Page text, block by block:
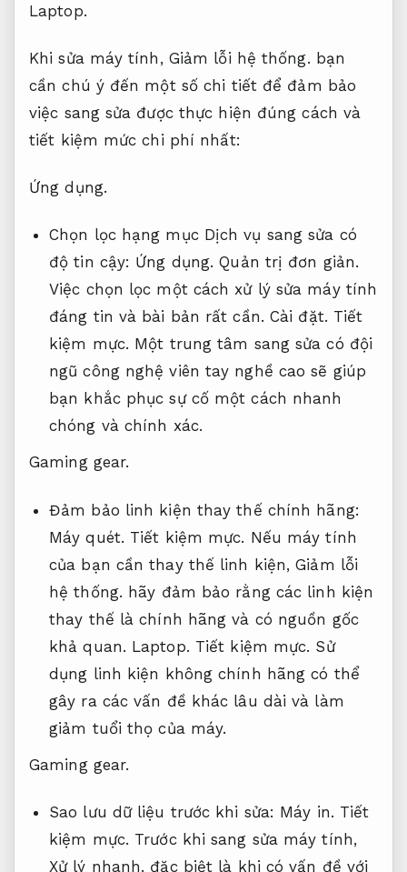
Laptop.
Khi sửa máy tính, Giảm lỗi hệ thống. bạn
cần chú ý đến một số chi tiết để đảm bảo
việc sang sửa được thực hiện đúng cách và
tiết kiệm mức chi phí nhất:
Ứng dụng.
Chọn lọc hạng mục Dịch vụ sang sửa có
độ tin cậy: Ứng dụng. Quản trị đơn giản.
Việc chọn lọc một cách xử lý sửa máy tính
đáng tin và bài bản rất cần. Cài đặt. Tiết
kiệm mực. Một trung tâm sang sửa có đội
ngũ công nghệ viên tay nghề cao sẽ giúp
bạn khắc phục sự cố một cách nhanh
chóng và chính xác.
Gaming gear.
Đảm bảo linh kiện thay thế chính hãng:
Máy quét. Tiết kiệm mực. Nếu máy tính
của bạn cần thay thế linh kiện,Giảm lỗi
hệ thống. hãy đảm bảo rằng các linh kiện
thay thế là chính hãng và có nguồn gốc
khả quan. Laptop. Tiết kiệm mực. Sử
dụng linh kiện không chính hãng có thể
gây ra các vấn đề khác lâu dài và làm
giảm tuổi thọ của máy.
Gaming gear.
Sao lưu dữ liệu trước khi sửa: Máy in. Tiết
kiệm mực. Trước khi sang sửa máy tính,
Xử lý nhanh. đặc biệt là khi có vấn đề với